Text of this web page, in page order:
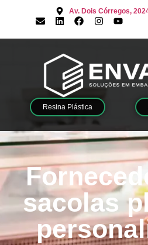
Av. Dois Córregos,
Resina Plástica
sacolas